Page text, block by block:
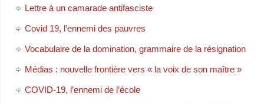
Lettre à un camarade antifasciste
Covid 19, l’ennemi des pauvres
Vocabulaire de la domination, grammaire de la résignation
Médias : nouvelle frontière vers « la voix de son maître »
COVID-19, l’ennemi de l’école